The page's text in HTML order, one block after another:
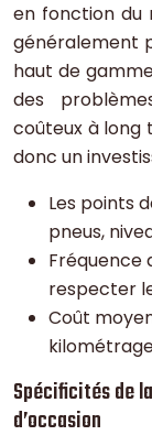
en fonction du
généralement
haut de
des
coûteux à long
donc un
Les points
pneus,
Fréquence
respecter
Coût
Spécificités de
d’occasion